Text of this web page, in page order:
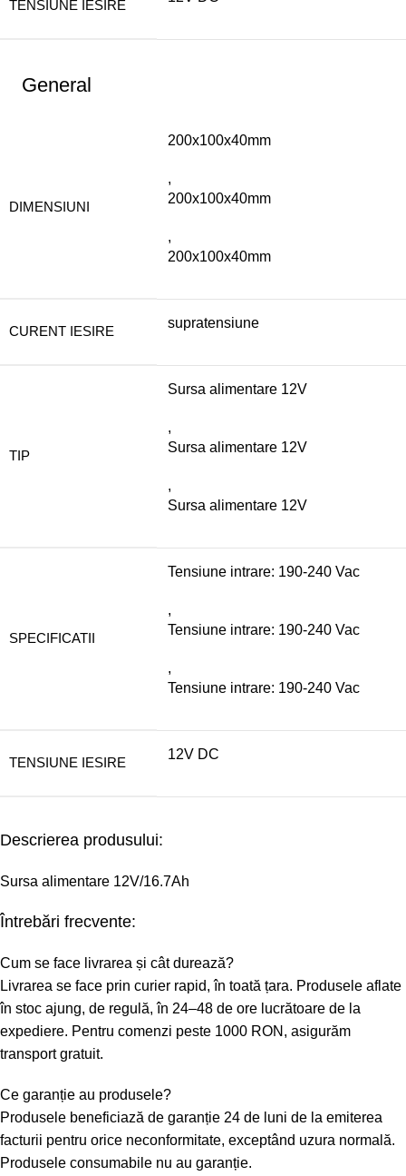
TENSIUNE IESIRE
General
DIMENSIUNI
200x100x40mm
,
200x100x40mm
,
200x100x40mm
CURENT IESIRE
supratensiune
TIP
Sursa alimentare 12V
,
Sursa alimentare 12V
,
Sursa alimentare 12V
SPECIFICATII
Tensiune intrare: 190-240 Vac
,
Tensiune intrare: 190-240 Vac
,
Tensiune intrare: 190-240 Vac
TENSIUNE IESIRE
12V DC
Descrierea produsului:
Sursa alimentare 12V/16.7Ah
Întrebări frecvente:
Cum se face livrarea și cât durează?
Livrarea se face prin curier rapid, în toată țara. Produsele aflate
în stoc ajung, de regulă, în 24–48 de ore lucrătoare de la
expediere. Pentru comenzi peste 1000 RON, asigurăm
transport gratuit.
Ce garanție au produsele?
Produsele beneficiază de garanție 24 de luni de la emiterea
facturii pentru orice neconformitate, exceptând uzura normală.
Produsele consumabile nu au garanție.